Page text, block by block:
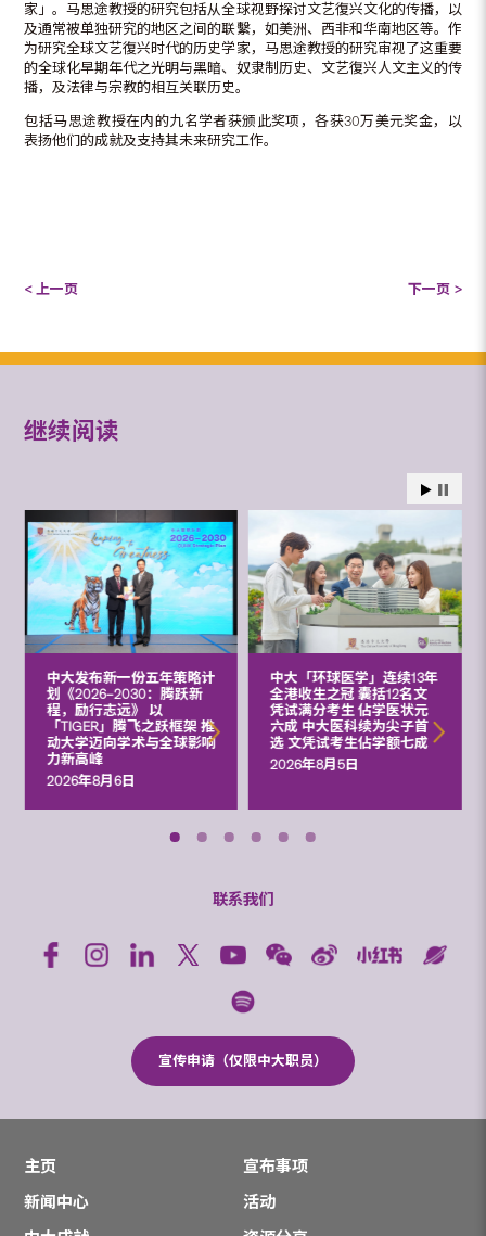
家」。马思途教授的研究包括从全球视野探讨文艺復兴文化的传播，以
及通常被单独研究的地区之间的联繫，如美洲、西非和华南地区等。作
为研究全球文艺復兴时代的历史学家，马思途教授的研究审视了这重要
的全球化早期年代之光明与黑暗、奴隶制历史、文艺復兴人文主义的传
播，及法律与宗教的相互关联历史。
包括马思途教授在内的九名学者获颁此奖项，各获30万美元奖金，以
表扬他们的成就及支持其未来研究工作。
< 上一页 下一页 >
继续阅读
中大发布新一份五年策略计
划《2026‒2030：腾跃新
程，励行志远》 以
「TIGER」腾飞之跃框架 推
动大学迈向学术与全球影响
力新高峰
2026年8月6日
中大「环球医学」连续13年
全港收生之冠 囊括12名文
凭试满分考生 佔学医状元
六成 中大医科续为尖子首
选 文凭试考生佔学额七成
2026年8月5日
联系我们
宣传申请（仅限中大职员）
主页
宣布事项
新闻中心
活动